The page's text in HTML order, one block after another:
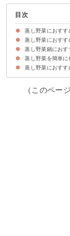
目次
蒸し野菜におすす
蒸し野菜におすす
①じゃがいも
②かぼちゃ
③ブロッコリー
④とうもろこし
⑤キャベツ
⑥もやし
⑦アスパラ
⑧人参
⑨白菜
⑩ミニトマト
⑪レンコン
蒸し野菜鍋におす
①肉類
②魚介類・海鮮
③きのこ類
蒸し野菜を簡単に
①電子レンジ
②フライパン
③土鍋
蒸し野菜におすす
（このペー